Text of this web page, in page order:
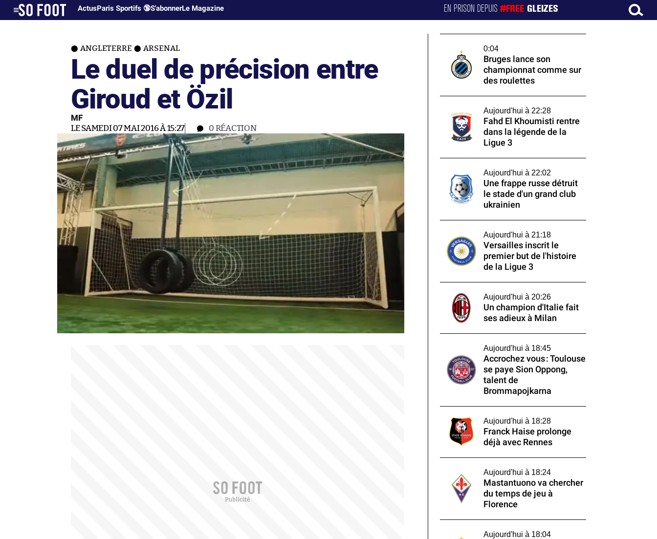
ActusParis Sportifs 🔞S'abonnerLe Magazine EN PRISON DEPUIS#FREE GLEIZES
ANGLETERRE ARSENAL
Le duel de précision entre
Giroud et Özil
MF
LE SAMEDI 07 MAI 2016 À 15:27 0 RÉACTION
0:04
Bruges lance son
championnat comme sur
des roulettes
Aujourd'hui à 22:28
Fahd El Khoumisti rentre
dans la légende de la
Ligue 3
Aujourd'hui à 22:02
Une frappe russe détruit
le stade d'un grand club
ukrainien
Aujourd'hui à 21:18
Versailles inscrit le
premier but de l'histoire
de la Ligue 3
Aujourd'hui à 20:26
Un champion d'Italie fait
ses adieux à Milan
Aujourd'hui à 18:45
Accrochez vous : Toulouse
se paye Sion Oppong,
talent de
Brommapojkarna
Aujourd'hui à 18:28
Franck Haise prolonge
déjà avec Rennes
Aujourd'hui à 18:24
Mastantuono va chercher
du temps de jeu à
Florence
Aujourd'hui à 18:04